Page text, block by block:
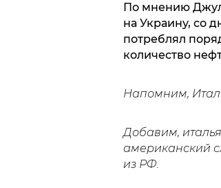
По мнению
на Украину, со
потреблял
количество
Напомним,
Добавим,
американский
из РФ.